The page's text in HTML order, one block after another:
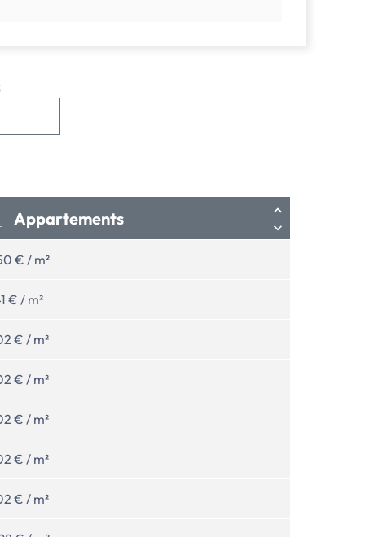
Appartements
€ / m²
€ / m²
€ / m²
€ / m²
€ / m²
€ / m²
€ / m²